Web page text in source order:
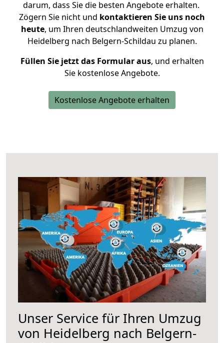
darum, dass Sie die besten Angebote erhalten.
Zögern Sie nicht und kontaktieren Sie uns noch
heute, um Ihren deutschlandweiten Umzug von
Heidelberg nach Belgern-Schildau zu planen.
Füllen Sie jetzt das Formular aus, und erhalten
Sie kostenlose Angebote.
Kostenlose Angebote erhalten
Unser Service für Ihren Umzug
von Heidelberg nach Belgern-